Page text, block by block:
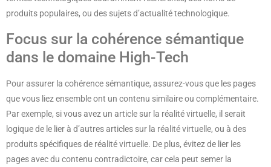
produits populaires, ou des sujets d’actualité technologique.
Focus sur la cohérence sémantique
dans le domaine High-Tech
Pour assurer la cohérence sémantique, assurez-vous que les pages
que vous liez ensemble ont un contenu similaire ou complémentaire.
Par exemple, si vous avez un article sur la réalité virtuelle, il serait
logique de le lier à d’autres articles sur la réalité virtuelle, ou à des
produits spécifiques de réalité virtuelle. De plus, évitez de lier les
pages avec du contenu contradictoire, car cela peut semer la